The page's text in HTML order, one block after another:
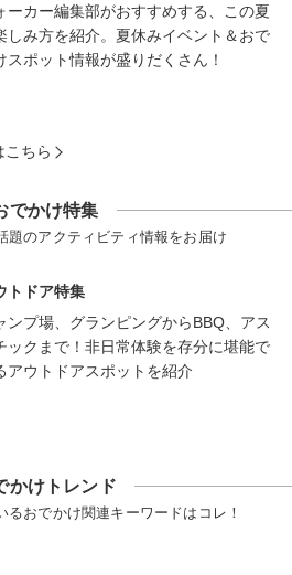
ーカー編集部がおすすめする、この夏
しみ方を紹介。夏休みイベント＆おで
スポット情報が盛りだくさん！
こちら
でかけ特集
題のアクティビティ情報をお届け
トドア特集
ンプ場、グランピングからBBQ、アス
ックまで！非日常体験を存分に堪能で
アウトドアスポットを紹介
かけトレンド
るおでかけ関連キーワードはコレ！